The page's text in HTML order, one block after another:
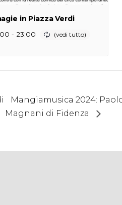
in Piazza Verdi
- 23:00
Mangiamusica 2024:
Magnani di Fidenza